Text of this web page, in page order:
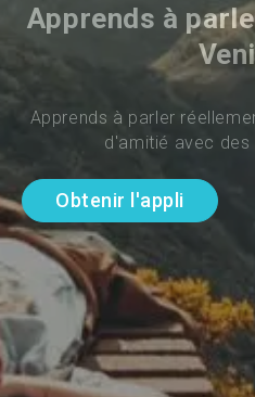
Apprends à
Apprends à parler
d'amitié avec
Obtenir l'appli